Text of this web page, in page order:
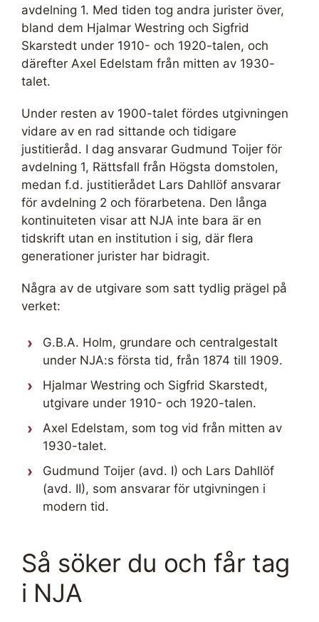
avdelning 1. Med tiden tog andra jurister över,
bland dem Hjalmar Westring och Sigfrid
Skarstedt under 1910- och 1920-talen, och
därefter Axel Edelstam från mitten av 1930-
talet.
Under resten av 1900-talet fördes utgivningen
vidare av en rad sittande och tidigare
justitieråd. I dag ansvarar Gudmund Toijer för
avdelning 1, Rättsfall från Högsta domstolen,
medan f.d. justitierådet Lars Dahllöf ansvarar
för avdelning 2 och förarbetena. Den långa
kontinuiteten visar att NJA inte bara är en
tidskrift utan en institution i sig, där flera
generationer jurister har bidragit.
Några av de utgivare som satt tydlig prägel på
verket:
G.B.A. Holm, grundare och centralgestalt
under NJA:s första tid, från 1874 till 1909.
Hjalmar Westring och Sigfrid Skarstedt,
utgivare under 1910- och 1920-talen.
Axel Edelstam, som tog vid från mitten av
1930-talet.
Gudmund Toijer (avd. I) och Lars Dahllöf
(avd. II), som ansvarar för utgivningen i
modern tid.
Så söker du och får tag
i NJA